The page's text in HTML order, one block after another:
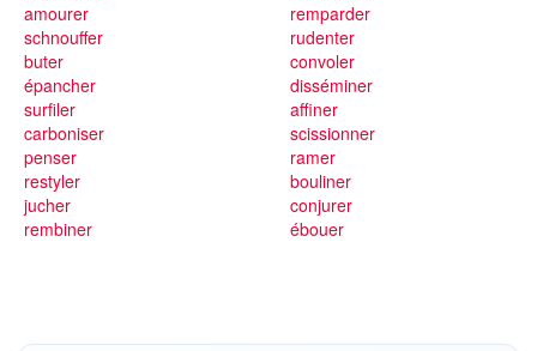
amourer
remparder
schnouffer
buter
épancher
surfiler
carboniser
penser
restyler
jucher
rembiner
rudenter
convoler
disséminer
affiner
scissionner
ramer
bouliner
conjurer
ébouer